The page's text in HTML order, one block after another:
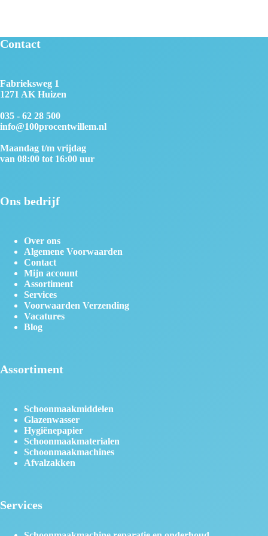
Contact
Fabrieksweg 1
1271 AK Huizen
035 - 62 28 500
info@100procentwillem.nl
Maandag t/m vrijdag
van 08:00 tot 16:00 uur
Ons bedrijf
Over ons
Algemene Voorwaarden
Contact
Mijn account
Assortiment
Services
Voorwaarden Verzending
Vacatures
Blog
Assortiment
Schoonmaakmiddelen
Glazenwasser
Hygiënepapier
Schoonmaakmaterialen
Schoonmaakmachines
Afvalzakken
Services